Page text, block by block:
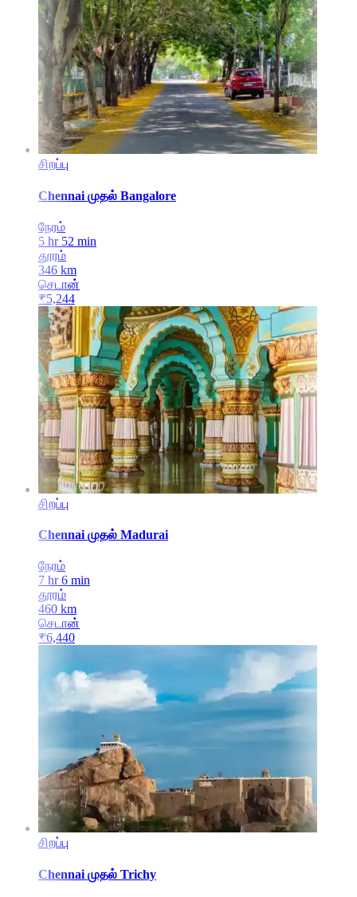
சிறப்பு
Chennai முதல் Bangalore
நேரம்
5 hr 52 min
தூரம்
346 km
செடான்
₹5,244
சிறப்பு
Chennai முதல் Madurai
நேரம்
7 hr 6 min
தூரம்
460 km
செடான்
₹6,440
சிறப்பு
Chennai முதல் Trichy